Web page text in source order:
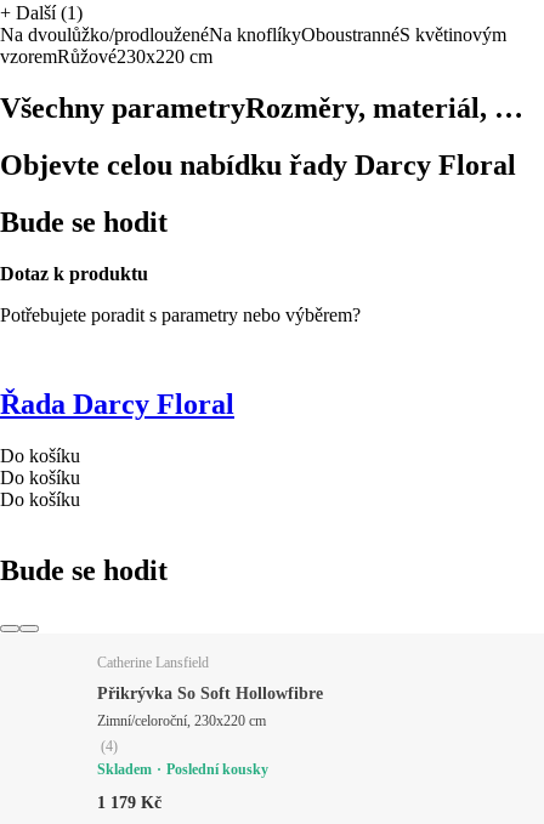
+ Další (1)
Na dvoulůžko/prodlouženéNa knoflíkyOboustrannéS květinovým
vzoremRůžové230x220 cm
Všechny parametryRozměry, materiál, …
Objevte celou nabídku řady Darcy Floral
Bude se hodit
Dotaz k produktu
Potřebujete poradit s parametry nebo výběrem?
Řada Darcy Floral
Do košíku
Do košíku
Do košíku
Bude se hodit
Catherine Lansfield
Přikrývka So Soft Hollowfibre
Zimní/celoroční, 230x220 cm
(4)
Skladem
Poslední kousky
1 179 Kč